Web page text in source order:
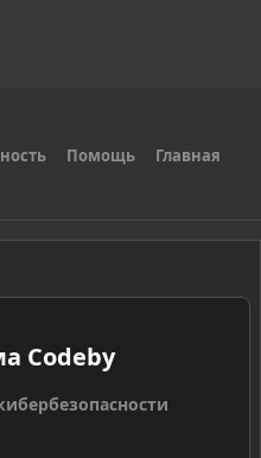
Помощь Главная
Codeby